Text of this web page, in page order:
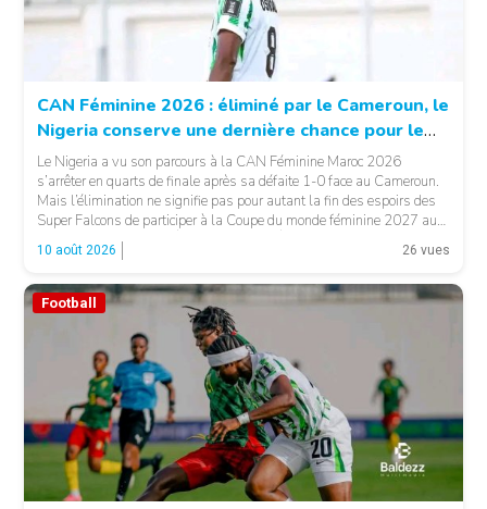
CAN Féminine 2026 : éliminé par le Cameroun, le
Nigeria conserve une dernière chance pour le
Mondial 2027
Le Nigeria a vu son parcours à la CAN Féminine Maroc 2026
s’arrêter en quarts de finale après sa défaite 1-0 face au Cameroun.
Mais l’élimination ne signifie pas pour autant la fin des espoirs des
Super Falcons de participer à la Coupe du monde féminine 2027 au
Brésil. LA SUITE APRÈS LA PUBLICITÉ […]
10 août 2026 26 vues
Football